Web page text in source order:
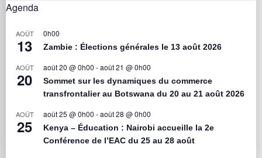
Agenda
AOÛT
13
0h00
Zambie : Élections générales le 13 août 2026
AOÛT
20
août 20 @ 0h00 -août 21 @ 0h00
Sommet sur les dynamiques du commerce
transfrontalier au Botswana du 20 au 21 août 2026
AOÛT
25
août 25 @ 0h00 -août 28 @ 0h00
Kenya – Éducation : Nairobi accueille la 2e
Conférence de l’EAC du 25 au 28 août